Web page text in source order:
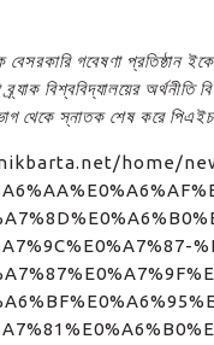
গবেষণা প্রতিষ্ঠান
বিশ্ববিদ্যালয়ের
থেকে স্নাতক শেষ করে
home/